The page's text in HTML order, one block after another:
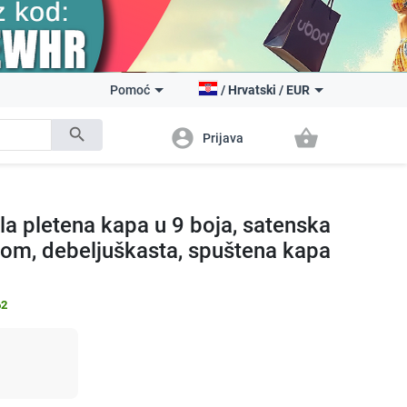
search
Pomoć / Hrvatski / EUR
account_circle Prijava shopping_basket
pletena kapa u 9 boja, satenska
debeljuškasta, spuštena kapa